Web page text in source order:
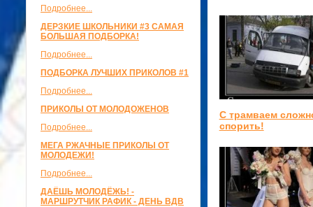
Подробнее...
ДЕРЗКИЕ ШКОЛЬНИКИ #3 САМАЯ
БОЛЬШАЯ ПОДБОРКА!
Подробнее...
ПОДБОРКА ЛУЧШИХ ПРИКОЛОВ #1
Подробнее...
ПРИКОЛЫ ОТ МОЛОДОЖЕНОВ
Подробнее...
МЕГА РЖАЧНЫЕ ПРИКОЛЫ ОТ
МОЛОДЕЖИ!
Подробнее...
ДАЁШЬ МОЛОДЁЖЬ! -
МАРШРУТЧИК РАФИК - ДЕНЬ ВДВ
С трамваем
спорить!